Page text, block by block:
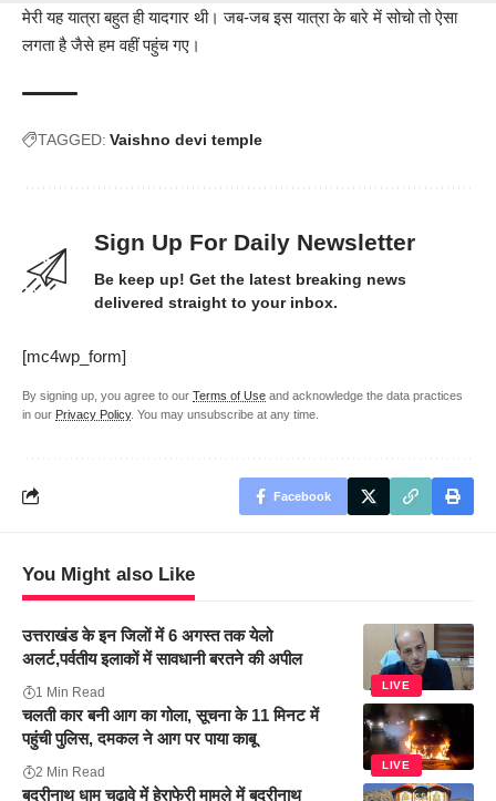
मेरी यह यात्रा बहुत ही यादगार थी। जब-जब इस यात्रा के बारे में सोचो तो ऐसा
लगता है जैसे हम वहीं पहुंच गए।
TAGGED: Vaishno devi temple
Sign Up For Daily Newsletter
Be keep up! Get the latest breaking news
delivered straight to your inbox.
[mc4wp_form]
By signing up, you agree to our Terms of Use and acknowledge the data practices
in our Privacy Policy. You may unsubscribe at any time.
Facebook
You Might also Like
LIVE
उत्तराखंड के इन जिलों में 6 अगस्त तक येलो
अलर्ट,पर्वतीय इलाकों में सावधानी बरतने की अपील
1 Min Read
LIVE
चलती कार बनी आग का गोला, सूचना के 11 मिनट में
पहुंची पुलिस, दमकल ने आग पर पाया काबू
2 Min Read
बद्रीनाथ धाम चढावे में हेराफेरी मामले में बद्रीनाथ